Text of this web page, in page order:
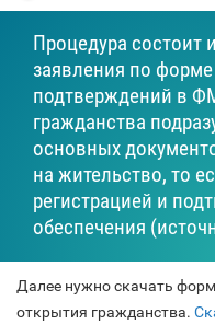
Процедура состоит
заявления по
подтверждений в
гражданства
основных
на жительство, то
регистрацией и
обеспечения
Далее нужно скачать
открытия гражданства.